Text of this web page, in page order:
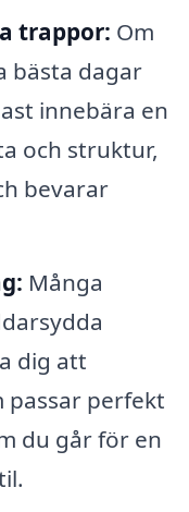
trappor: Om
bästa dagar
innebära en
och struktur,
bevarar
Många
dig att
passar perfekt
du går för en